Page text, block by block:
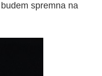
spremna na